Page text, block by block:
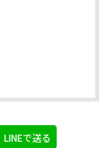
LINEで送る